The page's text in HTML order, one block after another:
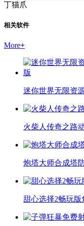
丁猫爪
相关软件
More+
迷你世界无限资
火柴人传奇之路
炮塔大师合成塔
甜心选择2畅玩版